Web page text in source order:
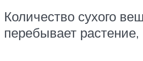
Количество сухого
перебывает